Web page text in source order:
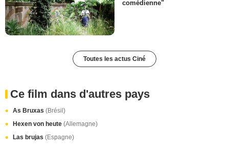
comédienne"
Toutes les actus Ciné
Ce film dans d'autres pays
As Bruxas (Brésil)
Hexen von heute (Allemagne)
Las brujas (Espagne)